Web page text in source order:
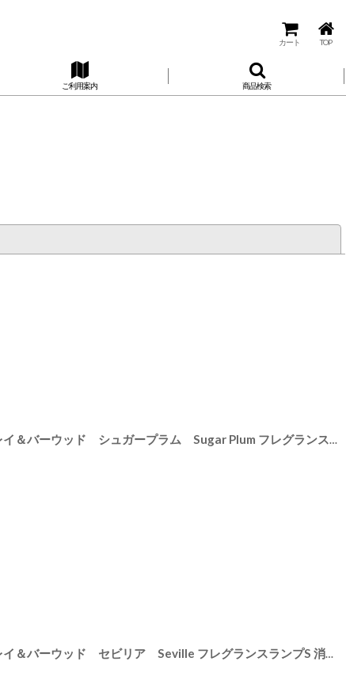
カート TOP
ご利用案内 商品検索
[PFL699] 【Ashleigh & Burwood】アシュレイ＆バーウッド シュガープラム Sugar Plum フレグランスランプS 消臭剤 フレグランスランプ イギリス
[PFL63A] 【Ashleigh & Burwood】アシュレイ＆バーウッド セビリア Seville フレグランスランプS 消臭剤 フレグランスランプ イギリス